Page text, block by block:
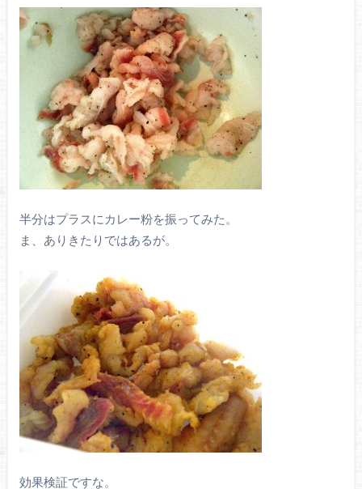
半分はプラスにカレー粉を振ってみた。
ま、ありきたりではあるが。
効果検証ですな。